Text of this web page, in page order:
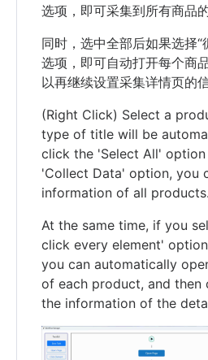
选项，即可采集到所有商品
同时，选中全部后如果选择“
选项，即可自动打开每个商
以再继续设置采集详情页的信
(Right Click) Select a
type of title will be
click the 'Select All'
'Collect Data' option, you
information of all products.
At the same time, if you
click every element'
you can automatically
of each product, and then
the information of the